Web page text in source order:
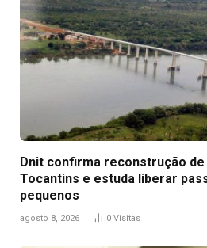
Dnit confirma reconstrução de
Tocantins e estuda liberar
pequenos
agosto 8, 2026 0 Visitas